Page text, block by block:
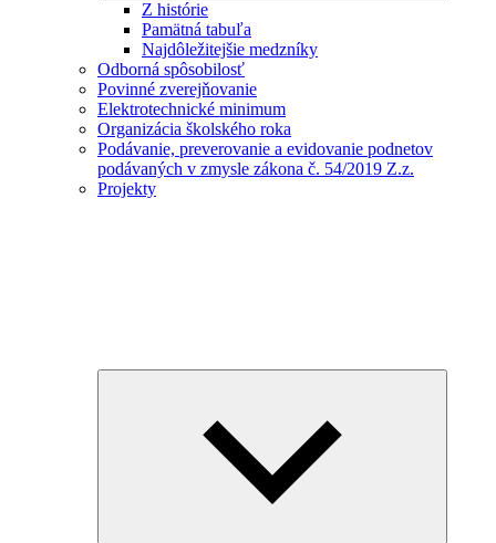
Z histórie
Pamätná tabuľa
Najdôležitejšie medzníky
Odborná spôsobilosť
Povinné zverejňovanie
Elektrotechnické minimum
Organizácia školského roka
Podávanie, preverovanie a evidovanie podnetov
podávaných v zmysle zákona č. 54/2019 Z.z.
Projekty